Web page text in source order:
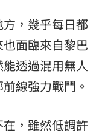
，幾乎每日都
面臨來自黎巴
透過混用無人
線強力戰鬥。
，雖然低調許